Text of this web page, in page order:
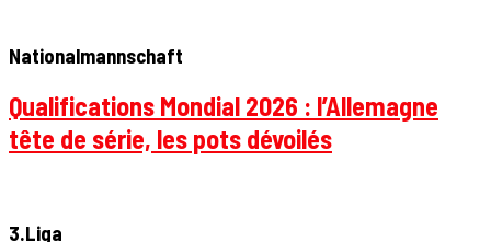
Nationalmannschaft
Qualifications Mondial 2026 : l’Allemagne
tête de série, les pots dévoilés
3.Liga